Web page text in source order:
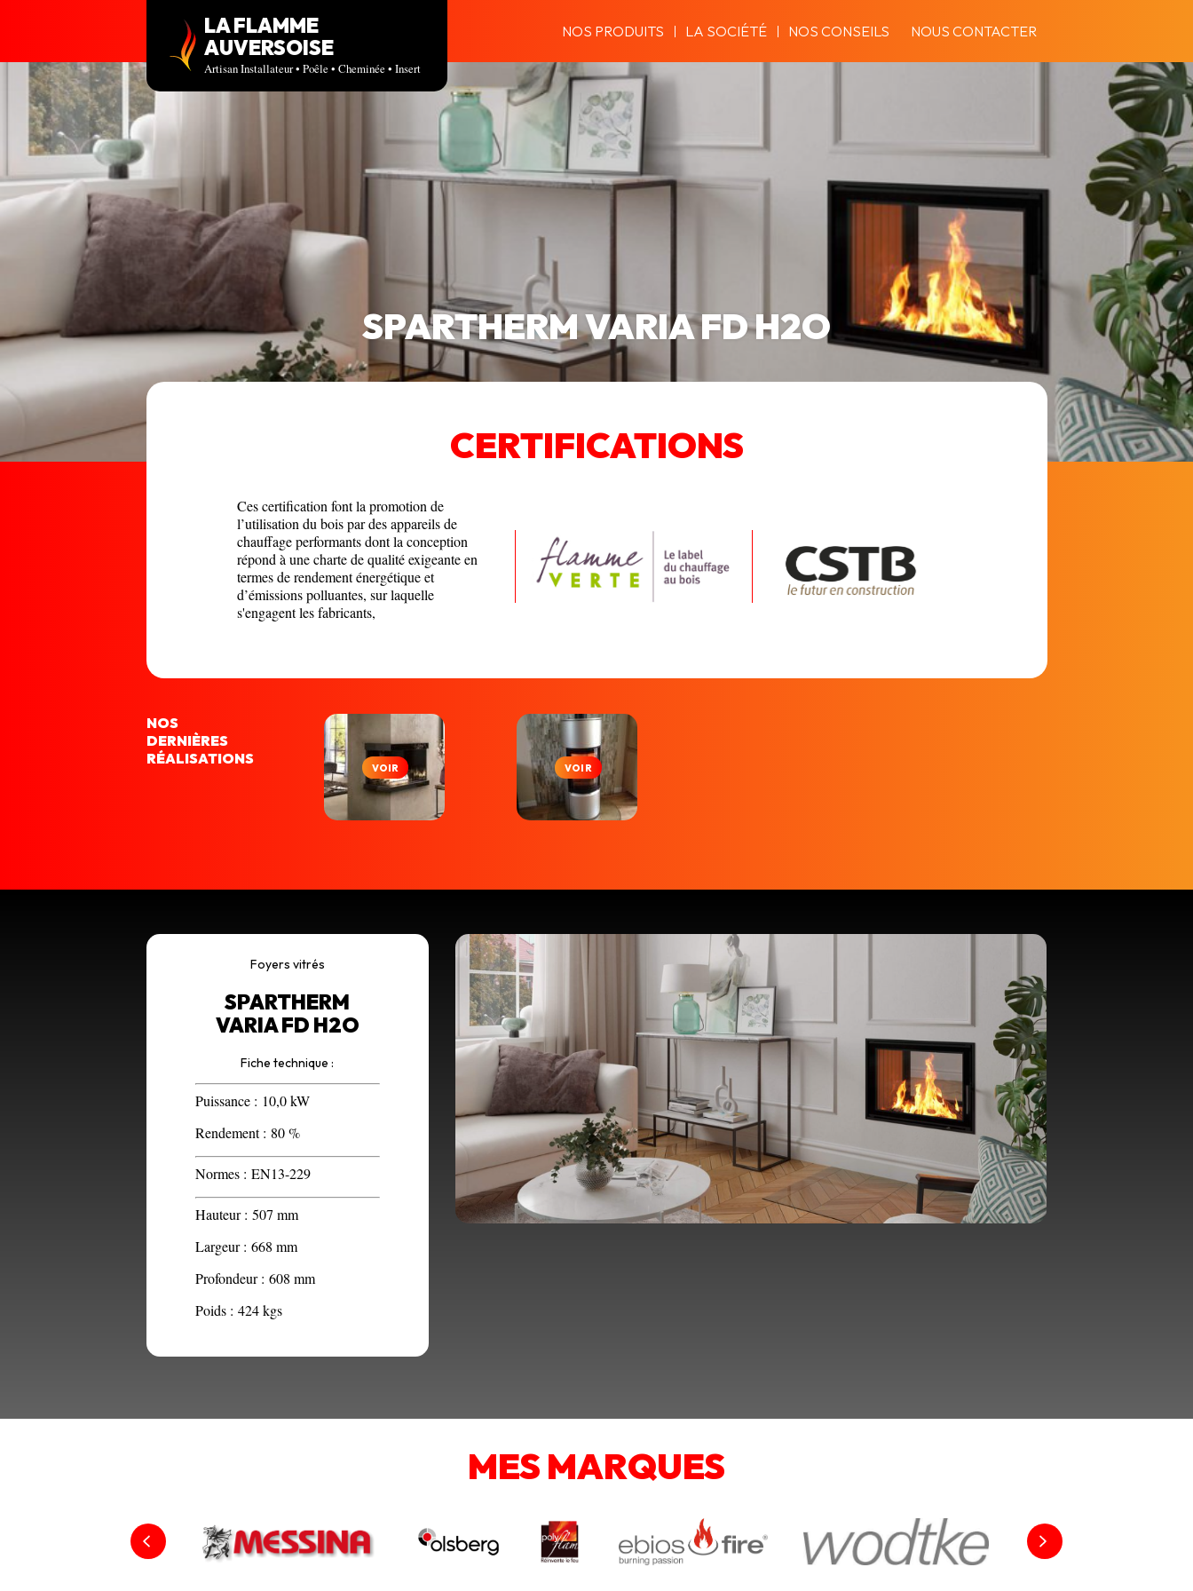
LA FLAMME
AUVERSOISE
Artisan Installateur • Poêle • Cheminée • Insert
NOS PRODUITS LA SOCIÉTÉ NOS CONSEILS NOUS CONTACTER
SPARTHERM VARIA FD H2O
CERTIFICATIONS
Ces certification font la promotion de
l’utilisation du bois par des appareils de
chauffage performants dont la conception
répond à une charte de qualité exigeante en
termes de rendement énergétique et
d’émissions polluantes, sur laquelle
s'engagent les fabricants,
NOS
DERNIÈRES
RÉALISATIONS
VOIR VOIR
Foyers vitrés
SPARTHERM
VARIA FD H2O
Fiche technique :
Puissance : 10,0 kW
Rendement : 80 %
Normes : EN13-229
Hauteur : 507 mm
Largeur : 668 mm
Profondeur : 608 mm
Poids : 424 kgs
MES MARQUES